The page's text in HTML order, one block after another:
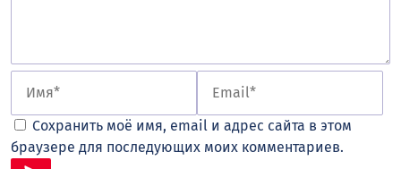
Сохранить моё имя, email и адрес сайта в этом
браузере для последующих моих комментариев.